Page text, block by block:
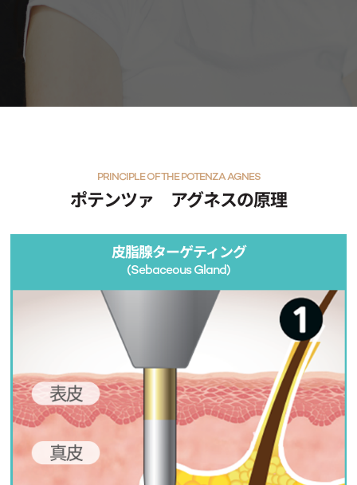
ポテンツァ アグネスの原理
PRINCIPLE OF THE POTENZA AGNES
皮脂腺ターゲティング
(Sebaceous Gland)